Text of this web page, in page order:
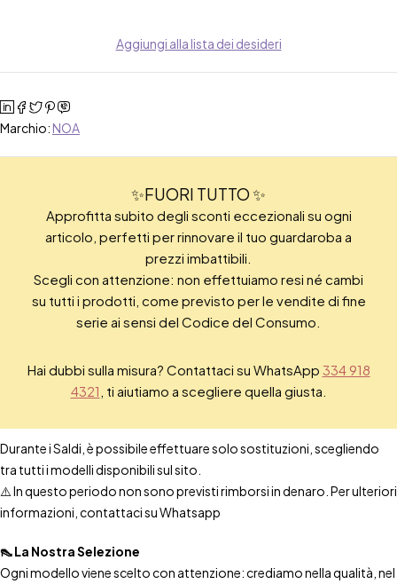
Aggiungi alla lista dei desideri
Marchio: NOA
✨FUORI TUTTO ✨
Approfitta subito degli sconti eccezionali su ogni
articolo, perfetti per rinnovare il tuo guardaroba a
prezzi imbattibili.
Scegli con attenzione: non effettuiamo resi né cambi
su tutti i prodotti, come previsto per le vendite di fine
serie ai sensi del Codice del Consumo.
Hai dubbi sulla misura? Contattaci su WhatsApp 334 918
4321 , ti aiutiamo a scegliere quella giusta.
Durante i Saldi, è possibile effettuare solo sostituzioni, scegliendo
tra tutti i modelli disponibili sul sito.
⚠️ In questo periodo non sono previsti rimborsi in denaro. Per ulteriori
informazioni, contattaci su Whatsapp
👠 La Nostra Selezione
Ogni modello viene scelto con attenzione: crediamo nella qualità, nel